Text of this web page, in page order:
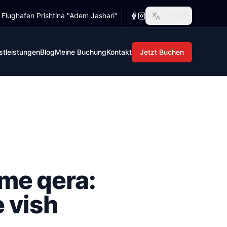
wartet in Prizren, die Tanten in Peja,
wartet in Prizren, die Tanten in Peja,
Prishtina "Adem Jashari"
BlogMeine BuchungKontakt Jetzt Buchen
qera:
vish